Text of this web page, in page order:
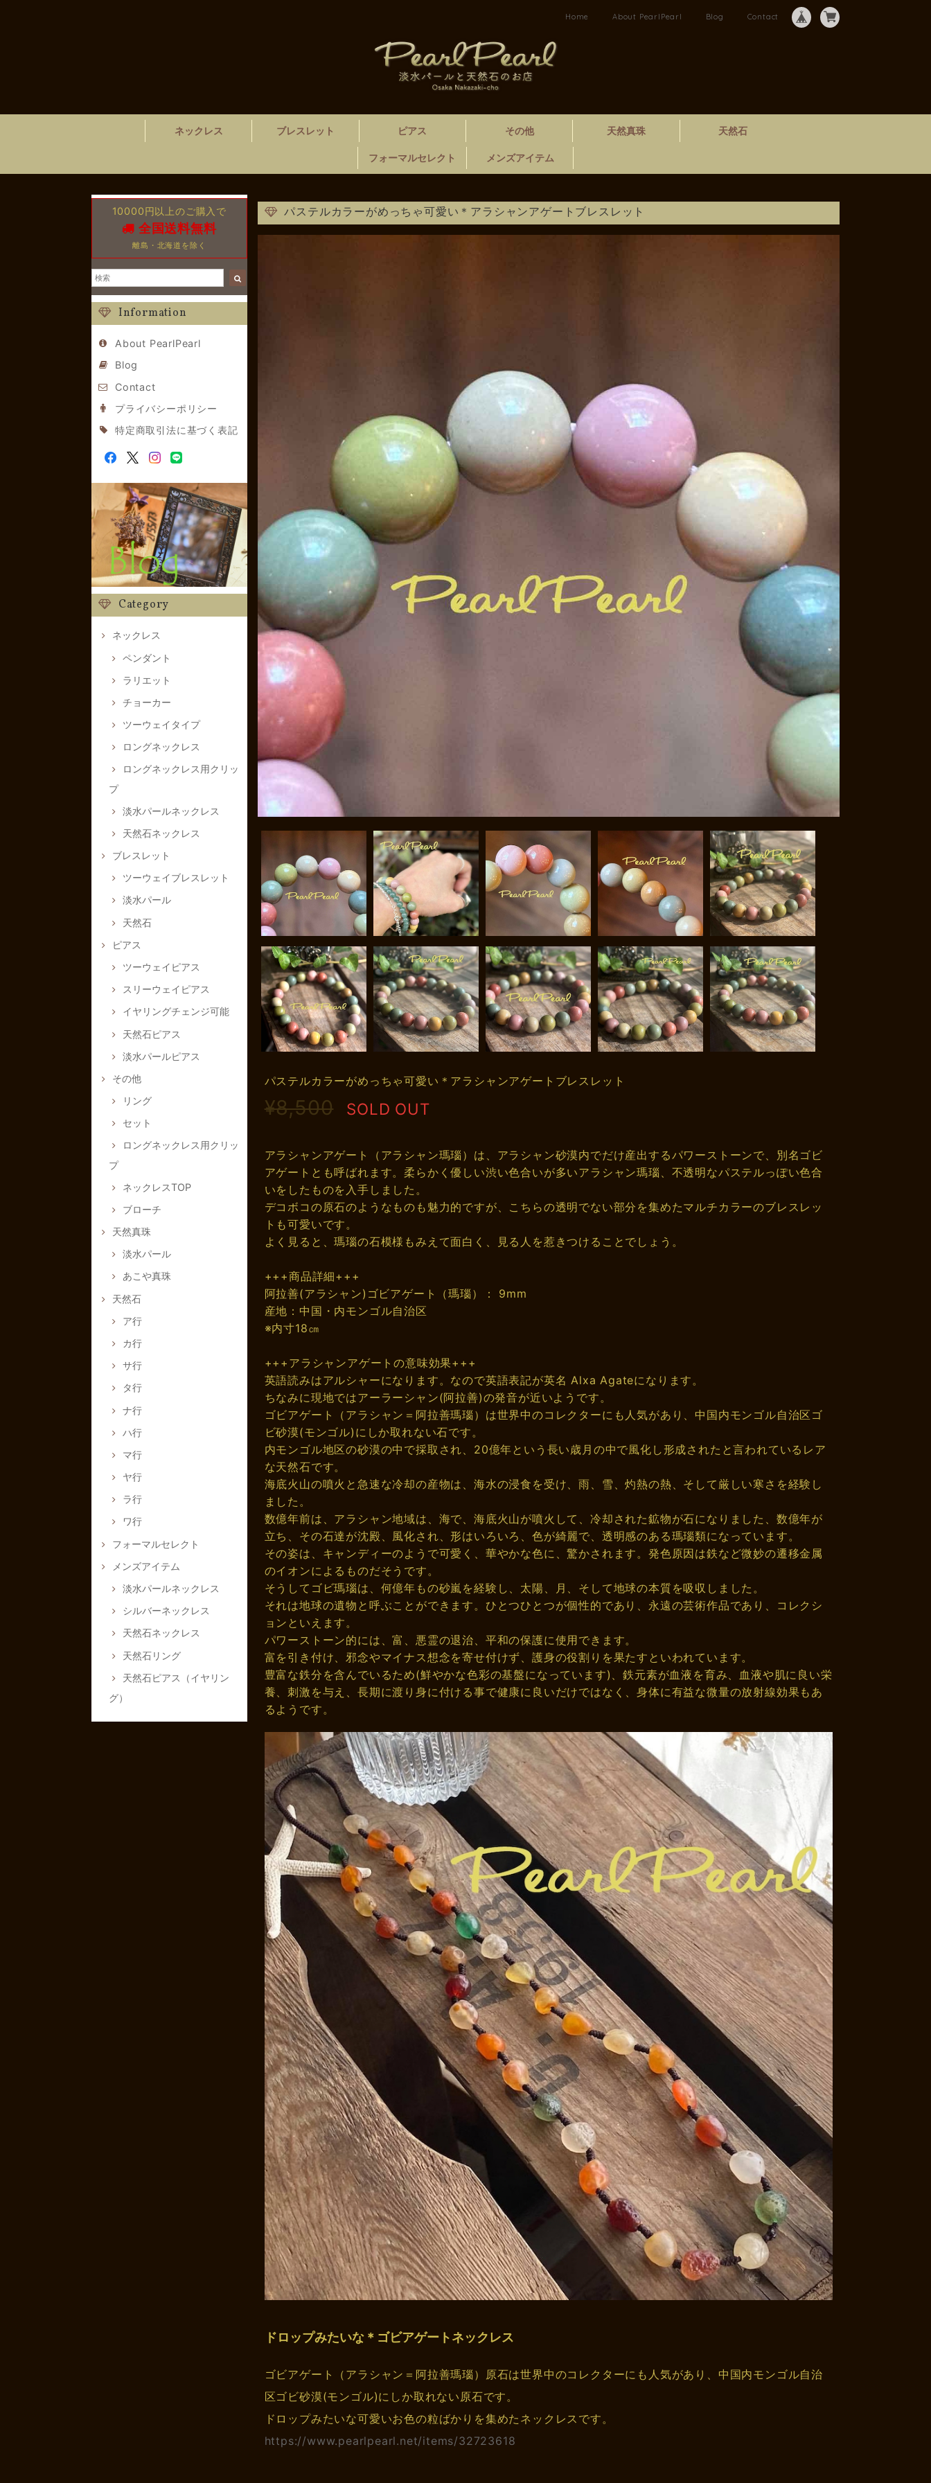
Home About PearlPearl Blog Contact
ネックレス ブレスレット ピアス その他 天然真珠 天然石
フォーマルセレクト メンズアイテム
10000円以上のご購入で
全国送料無料
離島・北海道を除く
Information
About PearlPearl
Blog
Contact
プライバシーポリシー
特定商取引法に基づく表記
Category
ネックレス
ペンダント
ラリエット
チョーカー
ツーウェイタイプ
ロングネックレス
ロングネックレス用クリッ
プ
淡水パールネックレス
天然石ネックレス
ブレスレット
ツーウェイブレスレット
淡水パール
天然石
ピアス
ツーウェイピアス
スリーウェイピアス
イヤリングチェンジ可能
天然石ピアス
淡水パールピアス
その他
リング
セット
ロングネックレス用クリッ
プ
ネックレスTOP
ブローチ
天然真珠
淡水パール
あこや真珠
天然石
ア行
カ行
サ行
タ行
ナ行
ハ行
マ行
ヤ行
ラ行
ワ行
フォーマルセレクト
メンズアイテム
淡水パールネックレス
シルバーネックレス
天然石ネックレス
天然石リング
天然石ピアス（イヤリン
グ）
パステルカラーがめっちゃ可愛い＊アラシャンアゲートブレスレット
パステルカラーがめっちゃ可愛い＊アラシャンアゲートブレスレット
¥8,500 SOLD OUT
アラシャンアゲート（アラシャン瑪瑙）は、アラシャン砂漠内でだけ産出するパワーストーンで、別名ゴビ
アゲートとも呼ばれます。柔らかく優しい渋い色合いが多いアラシャン瑪瑙、不透明なパステルっぽい色合
いをしたものを入手しました。
デコボコの原石のようなものも魅力的ですが、こちらの透明でない部分を集めたマルチカラーのブレスレッ
トも可愛いです。
よく見ると、瑪瑙の石模様もみえて面白く、見る人を惹きつけることでしょう。
+++商品詳細+++
阿拉善(アラシャン)ゴビアゲート（瑪瑙）： 9mm
産地：中国・内モンゴル自治区
※内寸18㎝
+++アラシャンアゲートの意味効果+++
英語読みはアルシャーになります。なので英語表記が英名 Alxa Agateになります。
ちなみに現地ではアーラーシャン(阿拉善)の発音が近いようです。
ゴビアゲート（アラシャン＝阿拉善瑪瑙）は世界中のコレクターにも人気があり、中国内モンゴル自治区ゴ
ビ砂漠(モンゴル)にしか取れない石です。
内モンゴル地区の砂漠の中で採取され、20億年という長い歳月の中で風化し形成されたと言われているレア
な天然石です。
海底火山の噴火と急速な冷却の産物は、海水の浸食を受け、雨、雪、灼熱の熱、そして厳しい寒さを経験し
ました。
数億年前は、アラシャン地域は、海で、海底火山が噴火して、冷却された鉱物が石になりました、数億年が
立ち、その石達が沈殿、風化され、形はいろいろ、色が綺麗で、透明感のある瑪瑙類になっています。
その姿は、キャンディーのようで可愛く、華やかな色に、驚かされます。発色原因は鉄など微妙の遷移金属
のイオンによるものだそうです。
そうしてゴビ瑪瑙は、何億年もの砂嵐を経験し、太陽、月、そして地球の本質を吸収しました。
それは地球の遺物と呼ぶことができます。ひとつひとつが個性的であり、永遠の芸術作品であり、コレクシ
ョンといえます。
パワーストーン的には、富、悪霊の退治、平和の保護に使用できます。
富を引き付け、邪念やマイナス想念を寄せ付けず、護身の役割りを果たすといわれています。
豊富な鉄分を含んでいるため(鮮やかな色彩の基盤になっています)、鉄元素が血液を育み、血液や肌に良い栄
養、刺激を与え、長期に渡り身に付ける事で健康に良いだけではなく、身体に有益な微量の放射線効果もあ
るようです。
ドロップみたいな＊ゴビアゲートネックレス
ゴビアゲート（アラシャン＝阿拉善瑪瑙）原石は世界中のコレクターにも人気があり、中国内モンゴル自治
区ゴビ砂漠(モンゴル)にしか取れない原石です。
ドロップみたいな可愛いお色の粒ばかりを集めたネックレスです。
https://www.pearlpearl.net/items/32723618